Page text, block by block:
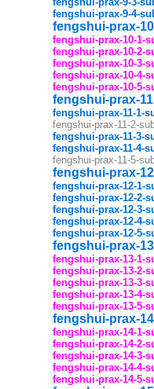
fengshui-prax-9-4-
fengshui-prax-
fengshui-prax-10-1-
fengshui-prax-10-2-
fengshui-prax-10-3-
fengshui-prax-10-4-
fengshui-prax-10-5-
fengshui-prax-
fengshui-prax-11-1-
fengshui-prax-11-2-
fengshui-prax-11-3-
fengshui-prax-11-4-
fengshui-prax-11-5-
fengshui-prax-
fengshui-prax-12-1-
fengshui-prax-12-2-
fengshui-prax-12-3-
fengshui-prax-12-4-
fengshui-prax-12-5-
fengshui-prax-
fengshui-prax-13-1-
fengshui-prax-13-2-
fengshui-prax-13-3-
fengshui-prax-13-4-
fengshui-prax-13-5-
fengshui-prax-
fengshui-prax-14-1-
fengshui-prax-14-2-
fengshui-prax-14-3-
fengshui-prax-14-4-
fengshui-prax-14-5-